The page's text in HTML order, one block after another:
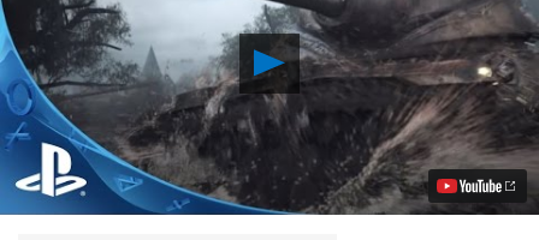
Reproducir
World
of
Tanks
PS4,
para